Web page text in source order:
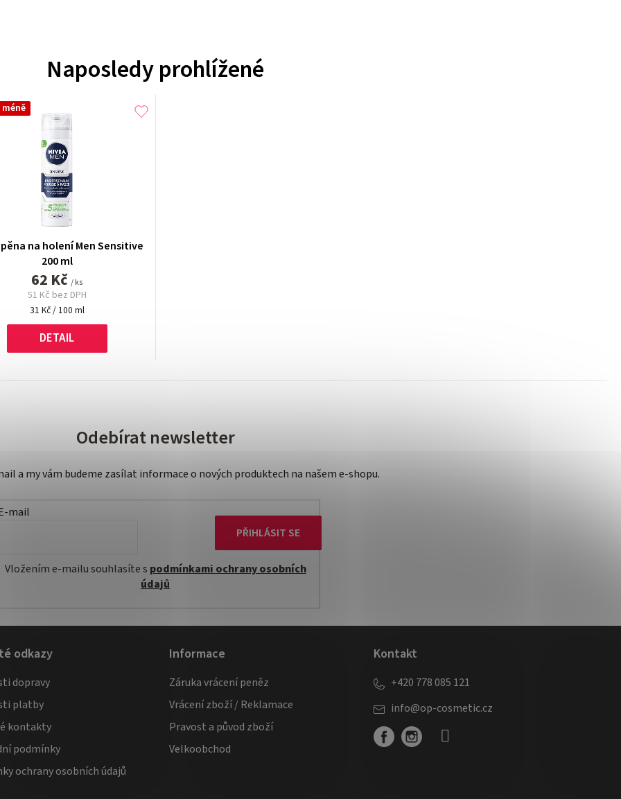
Naposledy prohlížené
na holení Men Sensitive
200 ml
62 Kč / ks
51 Kč bez DPH
Měrná
31 Kč / 100 ml
DETAIL
Odebírat newsletter
a my vám budeme zasílat informace o nových produktech na našem e-shopu.
mail
Vložením e-mailu souhlasíte s podmínkami ochrany osobních
údajů
PŘIHLÁSIT SE
odkazy
dopravy
platby
kontakty
podmínky
ochrany osobních údajů
Informace
Záruka vrácení peněz
Vrácení zboží / Reklamace
Pravost a původ zboží
Velkoobchod
Kontakt
info@op-cosmetic.cz
+420 778 085 121